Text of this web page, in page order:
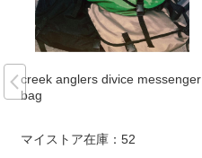
creek anglers divice messenger
bag
マイストア在庫： 52